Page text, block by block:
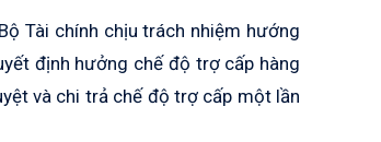
Tài chính chịu trách nhiệm hướng
định hưởng chế độ trợ cấp hàng
và chi trả chế độ trợ cấp một lần